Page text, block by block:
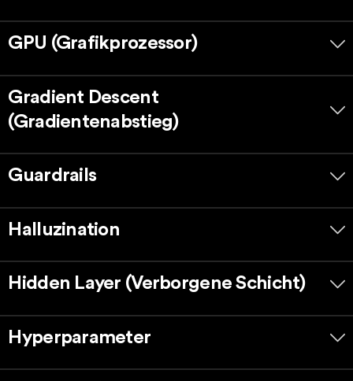
GPU (Grafikprozessor)
Gradient Descent
(Gradientenabstieg)
Guardrails
Halluzination
Hidden Layer (Verborgene Schicht)
Hyperparameter